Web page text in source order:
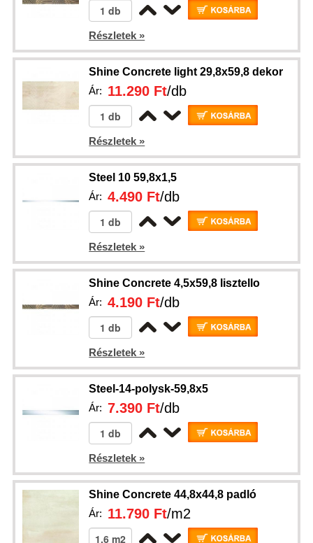
Részletek »
Shine Concrete light 29,8x59,8 dekor
Ár: 11.290 Ft/db
Részletek »
Steel 10 59,8x1,5
Ár:4.490 Ft/db
Részletek »
Shine Concrete 4,5x59,8 lisztello
Ár:4.190 Ft/db
Részletek »
Steel-14-polysk-59,8x5
Ár:7.390 Ft/db
Részletek »
Shine Concrete 44,8x44,8 padló
Ár: 11.790 Ft/m2